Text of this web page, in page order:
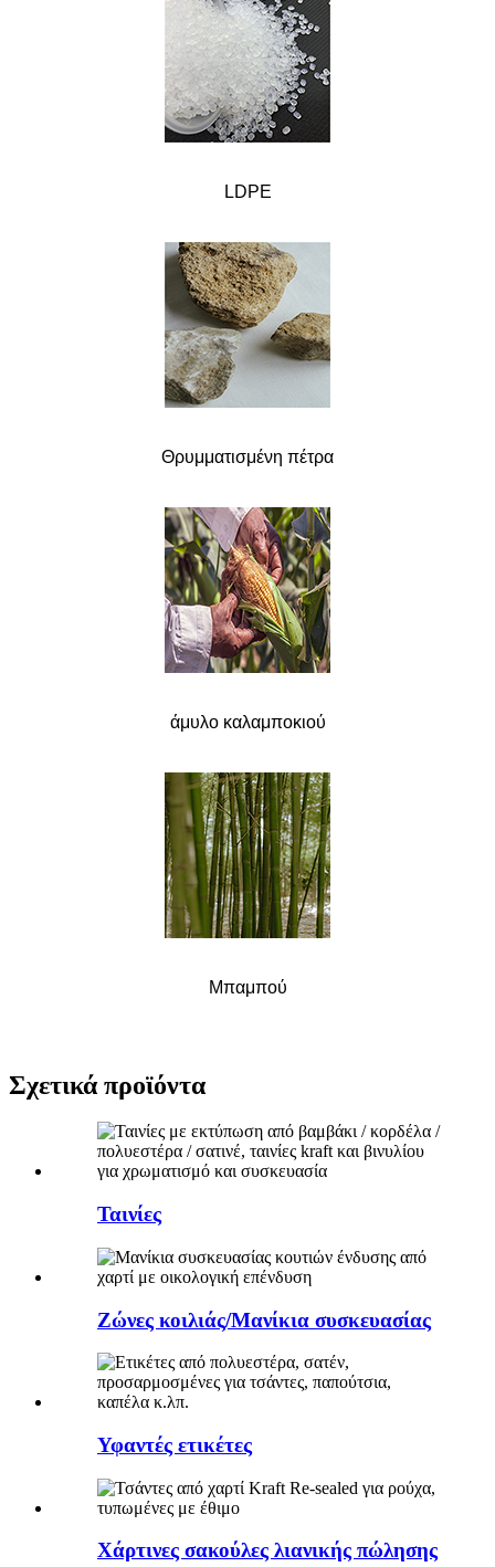
LDPE
Θρυμματισμένη πέτρα
άμυλο καλαμποκιού
Μπαμπού
Σχετικά προϊόντα
Ταινίες
Ζώνες κοιλιάς/Μανίκια συσκευασίας
Υφαντές ετικέτες
Χάρτινες σακούλες λιανικής πώλησης